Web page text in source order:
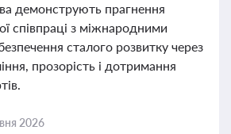
демонструють прагнення
співпраці з міжнародними
сталого розвитку через
прозорість і дотримання
2026